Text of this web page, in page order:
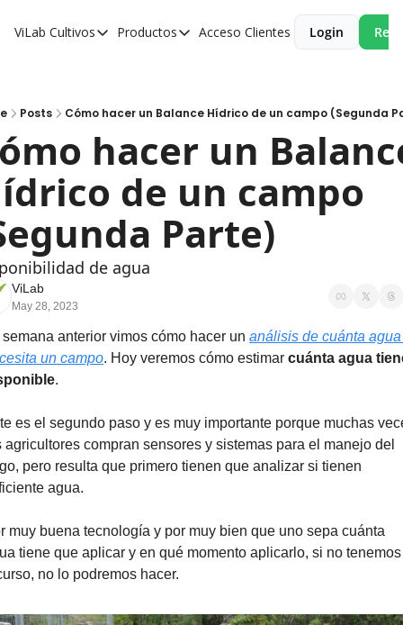
ViLab Cultivos
Cultivos
Olivos
Cítricos
Cerezos
Almendros
Arándanos
Nogales
Avellanos
Productos
Productos
Estudio de Zonificación
Monitoreo Satelital de Cultivos
Acceso Clientes Login
Posts Cómo hacer un Balance Hídrico de un campo (Segunda
hacer un
de un campo
Parte)
de agua
ViLab
May 28, 2023
semana anterior vimos cómo hacer un análisis de cuánta agua
un campo. Hoy veremos cómo estimar cuánta agua
.
es el segundo paso y es muy importante porque muchas
agricultores compran sensores y sistemas para el manejo del
pero resulta que primero tienen que analizar si tienen
agua.
muy buena tecnología y por muy bien que uno sepa cuánta
tiene que aplicar y en qué momento aplicarlo, si no
no lo podremos hacer.